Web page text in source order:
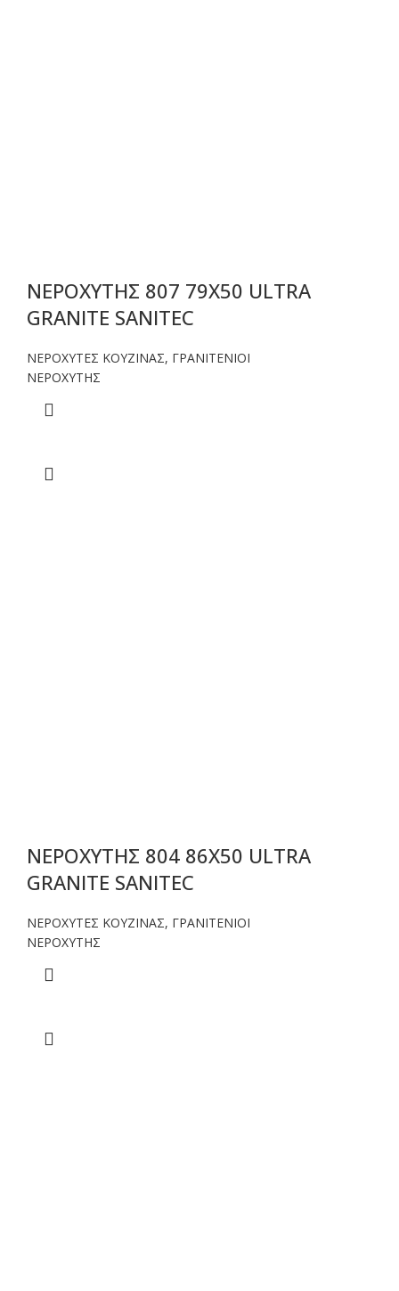
ΝΕΡΟΧΥΤΗΣ 807 79Χ50 ULTRA
GRANITE SANITEC
ΝΕΡΟΧΥΤΕΣ ΚΟΥΖΙΝΑΣ, ΓΡΑΝΙΤΕΝΙΟΙ
ΝΕΡΟΧΥΤΗΣ
ΝΕΡΟΧΥΤΗΣ 804 86Χ50 ULTRA
GRANITE SANITEC
ΝΕΡΟΧΥΤΕΣ ΚΟΥΖΙΝΑΣ, ΓΡΑΝΙΤΕΝΙΟΙ
ΝΕΡΟΧΥΤΗΣ